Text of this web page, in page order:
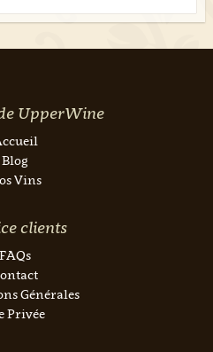
UpperWine
Blog
Vins
clients
FAQs
Générales
Privée